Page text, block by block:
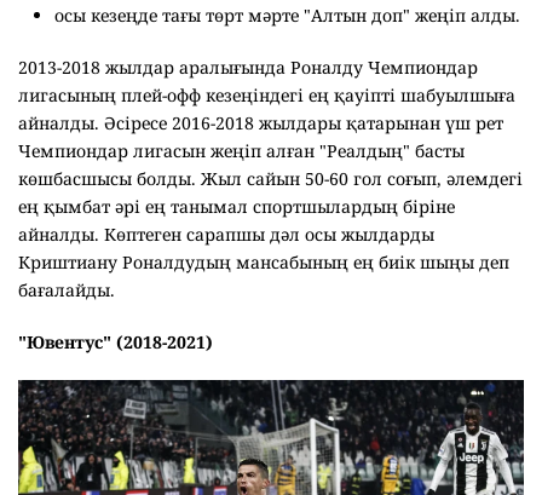
осы кезеңде тағы төрт мәрте "Алтын доп" жеңіп алды.
2013-2018 жылдар аралығында Роналду Чемпиондар
лигасының плей-офф кезеңіндегі ең қауіпті шабуылшыға
айналды. Әсіресе 2016-2018 жылдары қатарынан үш рет
Чемпиондар лигасын жеңіп алған "Реалдың" басты
көшбасшысы болды. Жыл сайын 50-60 гол соғып, әлемдегі
ең қымбат әрі ең танымал спортшылардың біріне
айналды. Көптеген сарапшы дәл осы жылдарды
Криштиану Роналдудың мансабының ең биік шыңы деп
бағалайды.
"Ювентус" (2018-2021)